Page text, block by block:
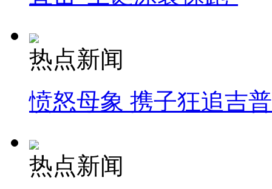
热点新闻
愤怒母象 携子狂追吉
热点新闻